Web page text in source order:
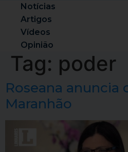
Notícias
Artigos
Vídeos
Opinião
Tag: poder
Roseana anuncia
Maranhão